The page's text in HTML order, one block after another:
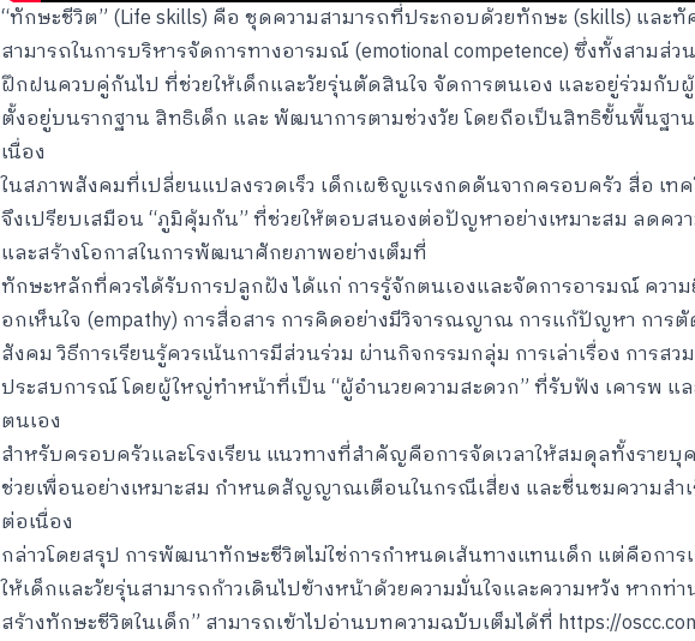
“ทักษะชีวิต” (Life skills) คือ ชุดความสามารถที่ประกอบด้วยทักษะ (skills) และ
สามารถในการบริหารจัดการทางอารมณ์ (emotional competence) ซึ่งทั้งสาม
ฝึกฝนควบคู่กันไป ที่ช่วยให้เด็กและวัยรุ่นตัดสินใจ จัดการตนเอง และอยู่ร่วมกับ
ตั้งอยู่บนรากฐาน สิทธิเด็ก และ พัฒนาการตามช่วงวัย โดยถือเป็นสิทธิขั้นพื้นฐ
เนื่อง
ในสภาพสังคมที่เปลี่ยนแปลงรวดเร็ว เด็กเผชิญแรงกดดันจากครอบครัว สื่อ เท
จึงเปรียบเสมือน “ภูมิคุ้มกัน” ที่ช่วยให้ตอบสนองต่อปัญหาอย่างเหมาะสม ลดคว
และสร้างโอกาสในการพัฒนาศักยภาพอย่างเต็มที่
ทักษะหลักที่ควรได้รับการปลูกฝัง ได้แก่ การรู้จักตนเองและจัดการอารมณ์ ความ
อกเห็นใจ (empathy) การสื่อสาร การคิดอย่างมีวิจารณญาณ การแก้ปัญหา การ
สังคม วิธีการเรียนรู้ควรเน้นการมีส่วนร่วม ผ่านกิจกรรมกลุ่ม การเล่าเรื่อง การส
ประสบการณ์ โดยผู้ใหญ่ทำหน้าที่เป็น “ผู้อำนวยความสะดวก” ที่รับฟัง เคารพ แ
ตนเอง
สำหรับครอบครัวและโรงเรียน แนวทางที่สำคัญคือการจัดเวลาให้สมดุลทั้งราย
ช่วยเพื่อนอย่างเหมาะสม กำหนดสัญญาณเตือนในกรณีเสี่ยง และชื่นชมความสำเ
ต่อเนื่อง
กล่าวโดยสรุป การพัฒนาทักษะชีวิตไม่ใช่การกำหนดเส้นทางแทนเด็ก แต่คือการ
ให้เด็กและวัยรุ่นสามารถก้าวเดินไปข้างหน้าด้วยความมั่นใจและความหวัง หากท่า
สร้างทักษะชีวิตในเด็ก” สามารถเข้าไปอ่านบทความฉบับเต็มได้ที่ https://